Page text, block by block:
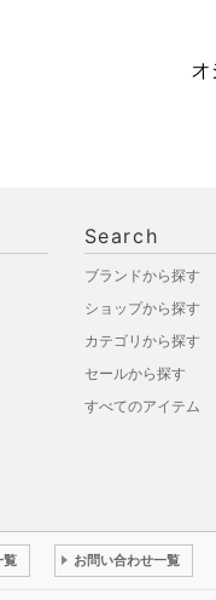
Search
ブランドから探す
ショップから探す
カテゴリから探す
セールから探す
すべてのアイテム
覧 お問い合わせ一覧